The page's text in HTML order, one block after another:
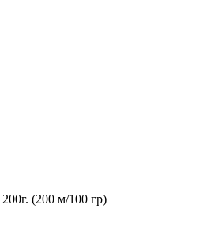
(200 м/100 гр)